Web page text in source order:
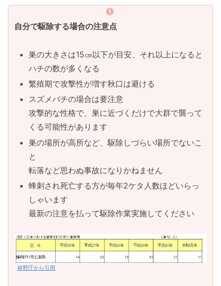
自分で駆除する場合の注意点
巣の大きさは15㎝以下が目安、それ以上になると
ハチの数が多くなる
繁殖期で攻撃性が増す秋口は避ける
スズメバチの場合は要注意
攻撃的な性格で、巣に近づくだけで大群で襲って
くる可能性があります
巣の場所が高所など、駆除しづらい場所でないこ
と
転落など思わぬ事故になりかねません
蜂刺され死亡する方が毎年2ケタ人数ほどいらっ
しゃいます
最新の注意を払って駆除作業実施してください
林野庁から引用